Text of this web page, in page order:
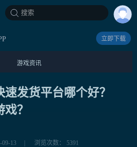
搜索
立即下载
游戏资讯
发货平台哪个好？
？
09-13 浏览次数： 5391